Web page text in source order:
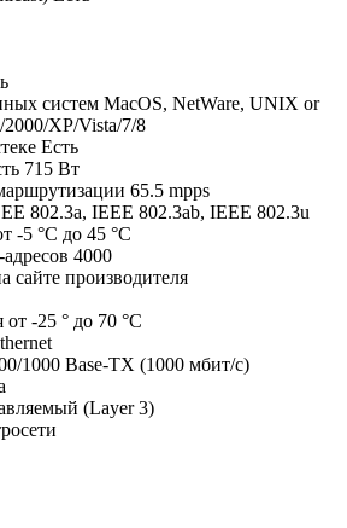
систем MacOS, NetWare, UNIX or
XP/Vista/7/8
Есть
715 Вт
65.5 mpps
802.3a, IEEE 802.3ab, IEEE 802.3u
-5 °C до 45 °C
4000
сайте производителя
от -25 ° до 70 °C
1000 Base-TX (1000 мбит/с)
(Layer 3)